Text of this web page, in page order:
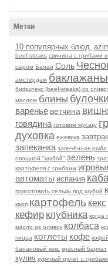
Метки
10 популярных блюд.
beef-stеаks cвинина с грибами в
сыром Банан Соль
амстердам баклажаны
бифштекс (beef-stеаks) со
маслом блины булочки
варенье ветчина
говядина готовим мусаку
духовка ежевика завтрак
запеканка запечённая рыба
овощной "шубой" зелень
картофеля с грибами
автоматы испания
приготовить сельдь под шубой
карп картофель кекс
кефир клубника когда
масло из оливок колбаса
пицца котлеты кофе
банановый кекс красный бархат
кулич куриный рулет с